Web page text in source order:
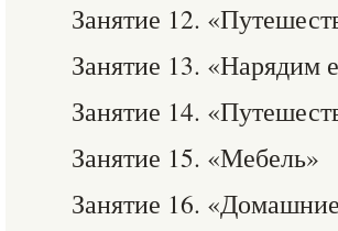
Занятие 12.
Занятие 13. «Нарядим
Занятие 14.
Занятие 15. «Мебель»
Занятие 16.